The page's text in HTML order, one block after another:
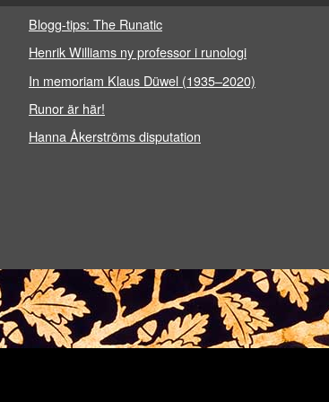
Blogg-tips: The Runatic
Henrik Williams ny professor i runologi
In memoriam Klaus Düwel (1935–2020)
Runor är här!
Hanna Åkerströms disputation